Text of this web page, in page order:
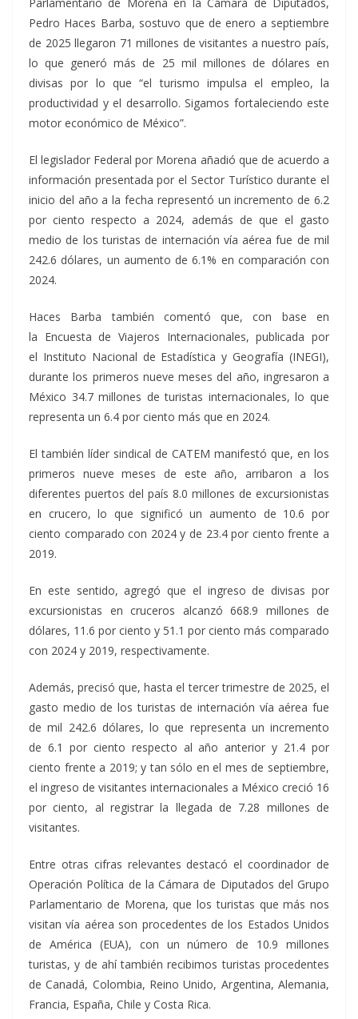
Pedro Haces Barba, sostuvo que de enero a septiembre
de 2025 llegaron 71 millones de visitantes a nuestro país,
lo que generó más de 25 mil millones de dólares en
divisas por lo que “el turismo impulsa el empleo, la
productividad y el desarrollo. Sigamos fortaleciendo este
motor económico de México”.
El legislador Federal por Morena añadió que de acuerdo a
información presentada por el Sector Turístico durante el
inicio del año a la fecha representó un incremento de 6.2
por ciento respecto a 2024, además de que el gasto
medio de los turistas de internación vía aérea fue de mil
242.6 dólares, un aumento de 6.1% en comparación con
2024.
Haces Barba también comentó que, con base en
la Encuesta de Viajeros Internacionales, publicada por
el Instituto Nacional de Estadística y Geografía (INEGI),
durante los primeros nueve meses del año, ingresaron a
México 34.7 millones de turistas internacionales, lo que
representa un 6.4 por ciento más que en 2024.
El también líder sindical de CATEM manifestó que, en los
primeros nueve meses de este año, arribaron a los
diferentes puertos del país 8.0 millones de excursionistas
en crucero, lo que significó un aumento de 10.6 por
ciento comparado con 2024 y de 23.4 por ciento frente a
2019.
En este sentido, agregó que el ingreso de divisas por
excursionistas en cruceros alcanzó 668.9 millones de
dólares, 11.6 por ciento y 51.1 por ciento más comparado
con 2024 y 2019, respectivamente.
Además, precisó que, hasta el tercer trimestre de 2025, el
gasto medio de los turistas de internación vía aérea fue
de mil 242.6 dólares, lo que representa un incremento
de 6.1 por ciento respecto al año anterior y 21.4 por
ciento frente a 2019; y tan sólo en el mes de septiembre,
el ingreso de visitantes internacionales a México creció 16
por ciento, al registrar la llegada de 7.28 millones de
visitantes.
Entre otras cifras relevantes destacó el coordinador de
Operación Política de la Cámara de Diputados del Grupo
Parlamentario de Morena, que los turistas que más nos
visitan vía aérea son procedentes de los Estados Unidos
de América (EUA), con un número de 10.9 millones
turistas, y de ahí también recibimos turistas procedentes
de Canadá, Colombia, Reino Unido, Argentina, Alemania,
Francia, España, Chile y Costa Rica.